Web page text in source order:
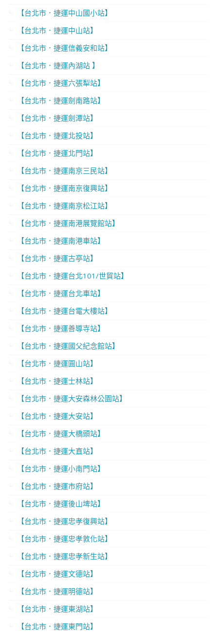
【台北市．捷運中山國小站】
【台北市．捷運中山站】
【台北市．捷運信義安和站】
【台北市．捷運內湖站 】
【台北市．捷運六張犁站】
【台北市．捷運劍南路站】
【台北市．捷運劍潭站】
【台北市．捷運北投站】
【台北市．捷運北門站】
【台北市．捷運南京三民站】
【台北市．捷運南京復興站】
【台北市．捷運南京松江站】
【台北市．捷運南港展覽館站】
【台北市．捷運南港車站】
【台北市．捷運古亭站】
【台北市．捷運台北101/世貿站】
【台北市．捷運台北車站】
【台北市．捷運台電大樓站】
【台北市．捷運善導寺站】
【台北市．捷運國父紀念館站】
【台北市．捷運圓山站】
【台北市．捷運士林站】
【台北市．捷運大安森林公園站】
【台北市．捷運大安站】
【台北市．捷運大橋頭站】
【台北市．捷運大直站】
【台北市．捷運小南門站】
【台北市．捷運市府站】
【台北市．捷運後山埤站】
【台北市．捷運忠孝復興站】
【台北市．捷運忠孝敦化站】
【台北市．捷運忠孝新生站】
【台北市．捷運文德站】
【台北市．捷運明德站】
【台北市．捷運東湖站】
【台北市．捷運東門站】